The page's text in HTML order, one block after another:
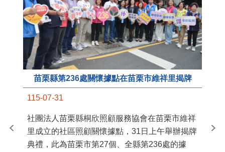
苗栗縣第236處關懷據點在苗栗市維祥里揭牌
115-07-31
社團法人苗栗縣桐欣照顧服務協會在苗栗市維祥
里成立的社區照顧關懷據點，31日上午舉辦揭牌
典禮，此為苗栗市第27個、全縣第236處的據
苗